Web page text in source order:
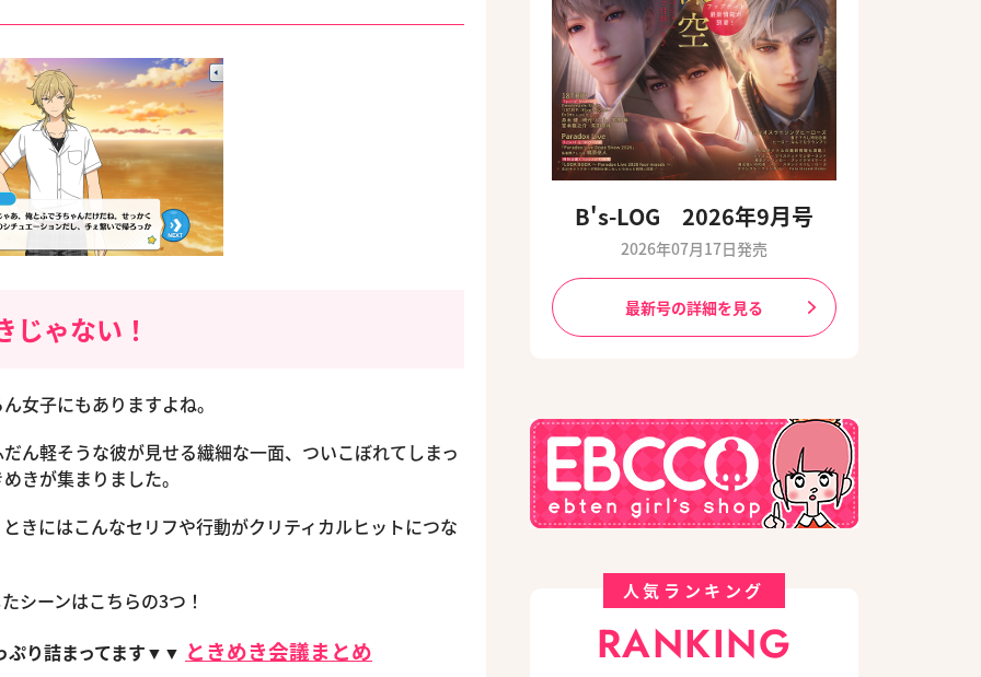
ゃない！
女子にもありますよね。
ん軽そうな彼が見せる繊細な一面、ついこぼれてしまっ
きが集まりました。
きにはこんなセリフや行動がクリティカルヒットにつな
シーンはこちらの3つ！
り詰まってます▼▼ ときめき会議まとめ
B's-LOG 2026年9月号
2026年07月17日発売
最新号の詳細を見る
人気ランキング
RANKING